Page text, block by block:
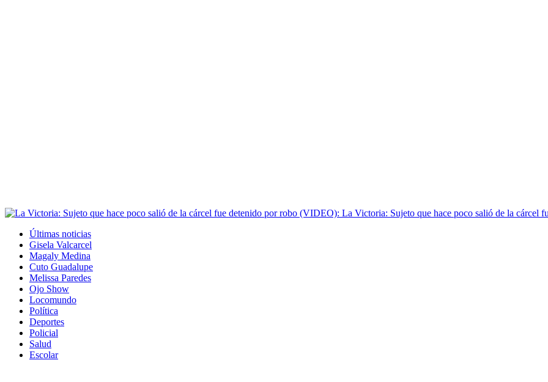
Últimas noticias
Gisela Valcarcel
Magaly Medina
Cuto Guadalupe
Melissa Paredes
Ojo Show
Locomundo
Política
Deportes
Policial
Salud
Escolar